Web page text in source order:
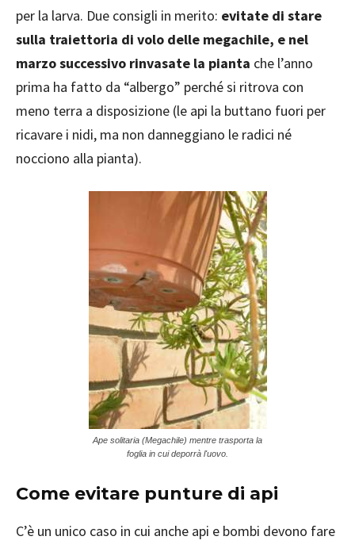
per la larva. Due consigli in merito: evitate di stare
sulla traiettoria di volo delle megachile, e nel
marzo successivo rinvasate la pianta che l’anno
prima ha fatto da “albergo” perché si ritrova con
meno terra a disposizione (le api la buttano fuori per
ricavare i nidi, ma non danneggiano le radici né
nocciono alla pianta).
Ape solitaria (Megachile) mentre trasporta la
foglia in cui deporrà l'uovo.
Come evitare punture di api
C’è un unico caso in cui anche api e bombi devono fare